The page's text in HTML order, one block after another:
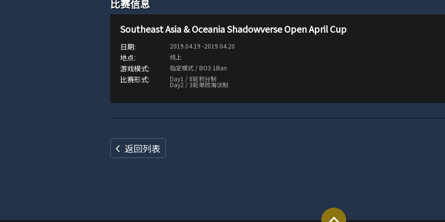
比赛信息
Southeast Asia & Oceania Shadowverse Open April Cup
2019.04.19 -2019.04.20
线上
指定模式 / BO3 1Ban
Day1 / 8轮积分制
Day2 / 3轮单败淘汰制
返回列表